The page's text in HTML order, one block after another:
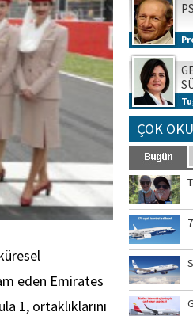
eden Emirates
1, ortaklıklarını
ÇOK